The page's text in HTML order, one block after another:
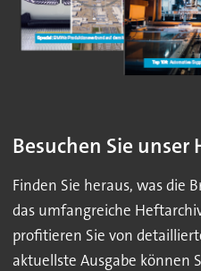
Besuchen Sie unser
Finden Sie heraus, was die
das umfangreiche
profitieren Sie von
aktuellste Ausgabe können